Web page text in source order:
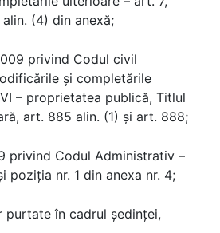
(4) din anexă;
privind Codul civil
și completările
– proprietatea publică, Titlul
art. 885 alin. (1) și art. 888;
privind Codul Administrativ –
poziția nr. 1 din anexa nr. 4;
purtate în cadrul ședinței,